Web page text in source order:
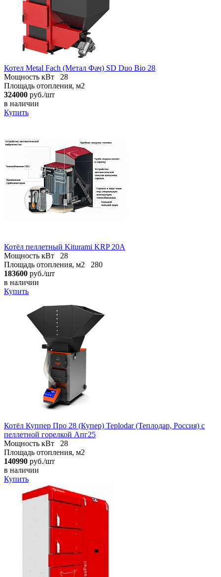
Котел Metal Fach (Метал Фач) SD Duo Bio 28
Мощность кВт
28
Площадь отопления, м2
324000 руб./шт
в наличии
Купить
Котёл пеллетный Kiturami KRP 20А
Мощность кВт
28
Площадь отопления, м2
280
183600 руб./шт
в наличии
Купить
Котёл Куппер Про 28 (Купер) Teplodar (Теплодар, Россия) с
пеллетной горелкой Апг25
Мощность кВт
28
Площадь отопления, м2
140990 руб./шт
в наличии
Купить